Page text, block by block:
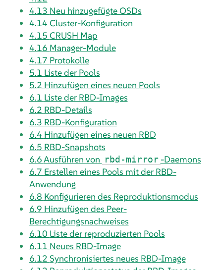
4.13 Neu hinzugefügte OSDs
4.14Cluster-Konfiguration
4.15 CRUSH Map
4.16 Manager-Module
4.17 Protokolle
5.1 Liste der Pools
5.2 Hinzufügen eines neuen Pools
6.1 Liste der RBD-Images
6.2 RBD-Details
6.3 RBD-Konfiguration
6.4 Hinzufügen eines neuen RBD
6.5 RBD-Snapshots
6.6Ausführen von rbd-mirror -Daemons
6.7 Erstellen eines Pools mit der RBD-
Anwendung
6.8 Konfigurieren des Reproduktionsmodus
6.9 Hinzufügen des Peer-
Berechtigungsnachweises
6.10 Liste der reproduzierten Pools
6.11 Neues RBD-Image
6.12 Synchronisiertes neues RBD-Image